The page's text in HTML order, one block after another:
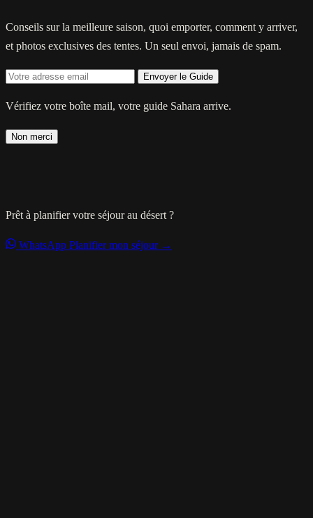
Conseils sur la meilleure saison, quoi emporter, comment y arriver,
et photos exclusives des tentes. Un seul envoi, jamais de spam.
Envoyer le Guide
Vérifiez votre boîte mail, votre guide Sahara arrive.
Non merci
Prêt à planifier votre séjour au désert ?
WhatsApp Planifier mon séjour →